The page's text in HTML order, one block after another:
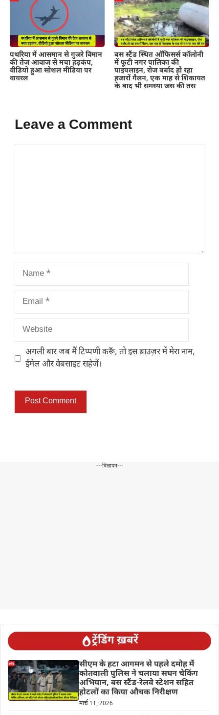
पथरिया में आसमान से गुजरे विमान
की तेज आवाज से मचा हड़कंप,
वीडियो हुआ सोशल मीडिया पर
वायरल
बस स्टैंड स्थित ऑफिसर्स कॉलोनी
में फूटी नगर पालिका की
पाइपलाइन, रोज बर्बाद हो रहा
हजारों गैलन, एक माह से शिकायत
के बाद भी समस्या जस की तस
Leave a Comment
Name
Email
Website
अगली बार जब मैं टिप्पणी करूँ, तो इस ब्राउज़र में मेरा नाम,
ईमेल और वेबसाइट सहेजें।
---विज्ञापन---
ट्रेंडिंग ख़बरें
सीएम के हटा आगमन से पहले दमोह में
कोतवाली पुलिस ने चलाया सघन चेकिंग
अभियान, बस स्टैंड-रेलवे स्टेशन सहित
होटलों का किया औचक निरीक्षण
मार्च 11, 2026